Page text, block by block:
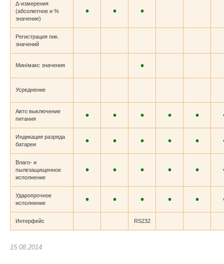
Δ-измерения
(абсолютное и %
значение)
• • •
Регистрация пик.
значений
Мин/макс значения •
Усреднение
Авто выключение
питания
• • • • •
Индикация разряда
батареи
• • • • •
Влаго- и
пылезащищенное
исполнение
• • • • •
Ударопрочное
исполнение
• • • • •
Интерфейс RS232
15.08.2014